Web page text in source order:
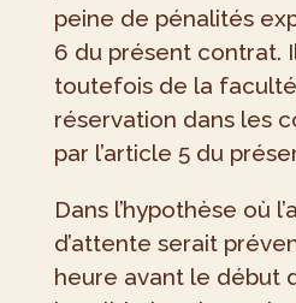
peine de pénalités
6 du présent contrat.
toutefois de la faculté
réservation dans les
par l’article 5 du
Dans l’hypothèse où
d’attente serait
heure avant le début